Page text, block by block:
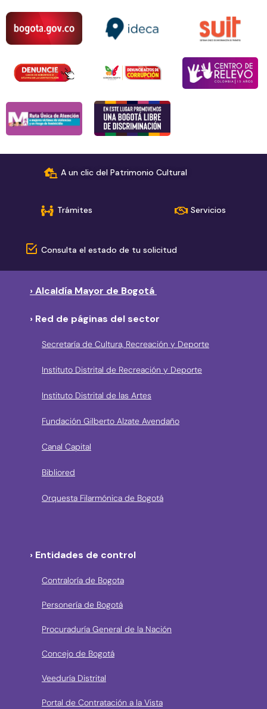
A un clic del Patrimonio Cultural
Trámites Servicios
Consulta el estado de tu solicitud
› Alcaldía Mayor de Bogotá
› Red de páginas del sector
Secretaría de Cultura, Recreación y Deporte
Instituto Distrital de Recreación y Deporte
Instituto Distrital de las Artes
Fundación Gilberto Alzate Avendaño
Canal Capital
Bibliored
Orquesta Filarmónica de Bogotá
› Entidades de control
Contraloría de Bogota
Personería de Bogotá
Procuraduría General de la Nación
Concejo de Bogotá
Veeduría Distrital
Portal de Contratación a la Vista